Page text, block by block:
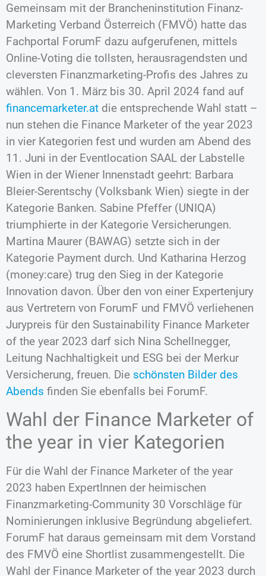
Gemeinsam mit der Brancheninstitution Finanz-
Marketing Verband Österreich (FMVÖ) hatte das
Fachportal ForumF dazu aufgerufenen, mittels
Online-Voting die tollsten, herausragendsten und
cleversten Finanzmarketing-Profis des Jahres zu
wählen. Von 1. März bis 30. April 2024 fand auf
financemarketer.at die entsprechende Wahl statt –
nun stehen die Finance Marketer of the year 2023
in vier Kategorien fest und wurden am Abend des
11. Juni in der Eventlocation SAAL der Labstelle
Wien in der Wiener Innenstadt geehrt: Barbara
Bleier-Serentschy (Volksbank Wien) siegte in der
Kategorie Banken. Sabine Pfeffer (UNIQA)
triumphierte in der Kategorie Versicherungen.
Martina Maurer (BAWAG) setzte sich in der
Kategorie Payment durch. Und Katharina Herzog
(money:care) trug den Sieg in der Kategorie
Innovation davon. Über den von einer Expertenjury
aus Vertretern von ForumF und FMVÖ verliehenen
Jurypreis für den Sustainability Finance Marketer
of the year 2023 darf sich Nina Schellnegger,
Leitung Nachhaltigkeit und ESG bei der Merkur
Versicherung, freuen. Die schönsten Bilder des
Abends finden Sie ebenfalls bei ForumF.
Wahl der Finance Marketer of
the year in vier Kategorien
Für die Wahl der Finance Marketer of the year
2023 haben ExpertInnen der heimischen
Finanzmarketing-Community 30 Vorschläge für
Nominierungen inklusive Begründung abgeliefert.
ForumF hat daraus gemeinsam mit dem Vorstand
des FMVÖ eine Shortlist zusammengestellt. Die
Wahl der Finance Marketer of the year 2023 durch